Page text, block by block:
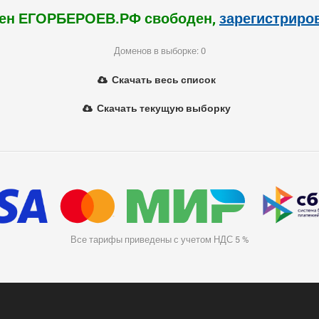
ЕГОРБЕРОЕВ.РФ свободен,
Доменов в выборке: 0
Скачать весь список
Скачать текущую выборку
Все тарифы приведены с учетом НДС 5 %